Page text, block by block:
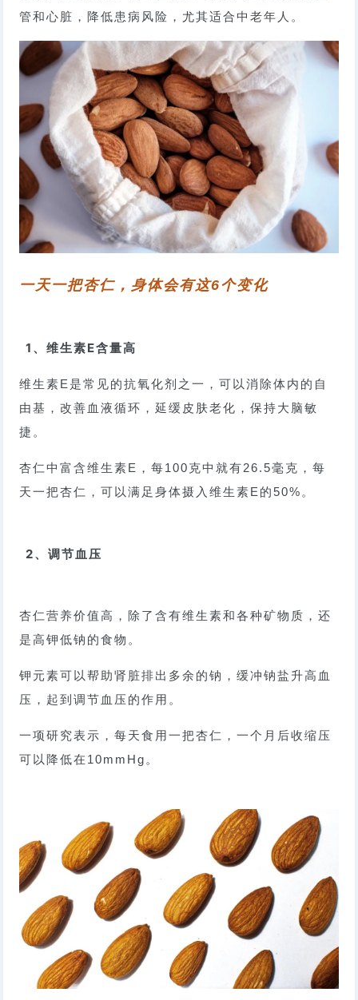
管和心脏，降低患病风险，尤其适合中老年人。
一天一把杏仁，身体会有这6个变化
1、维生素E含量高
维生素E是常见的抗氧化剂之一，可以消除体内的自
由基，改善血液循环，延缓皮肤老化，保持大脑敏
捷。
杏仁中富含维生素E，每100克中就有26.5毫克，每
天一把杏仁，可以满足身体摄入维生素E的50%。
2、调节血压
杏仁营养价值高，除了含有维生素和各种矿物质，还
是高钾低钠的食物。
钾元素可以帮助肾脏排出多余的钠，缓冲钠盐升高血
压，起到调节血压的作用。
一项研究表示，每天食用一把杏仁，一个月后收缩压
可以降低在10mmHg。